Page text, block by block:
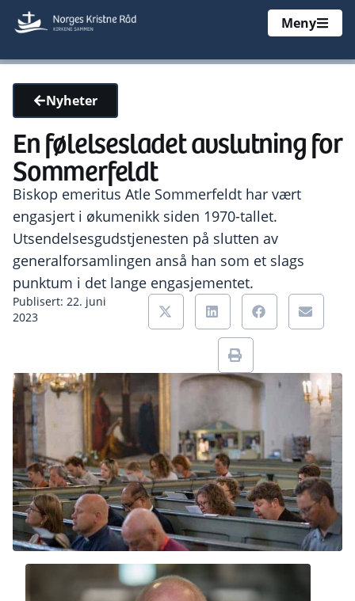
Meny
Nyheter
En følelsesladet avslutning for
Sommerfeldt
Biskop emeritus Atle Sommerfeldt har vært
engasjert i økumenikk siden 1970-tallet.
Utsendelsesgudstjenesten på slutten av
generalforsamlingen anså han som et slags
punktum i det lange engasjementet.
Publisert: 22. juni
2023